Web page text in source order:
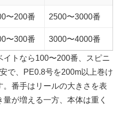
〜200番 2500〜3000番
〜300番 3000〜4000番
トなら100〜200番、スピニ
で、PE0.8号を200m以上巻け
。番手はリールの大きさを表
が増える一方、本体は重く